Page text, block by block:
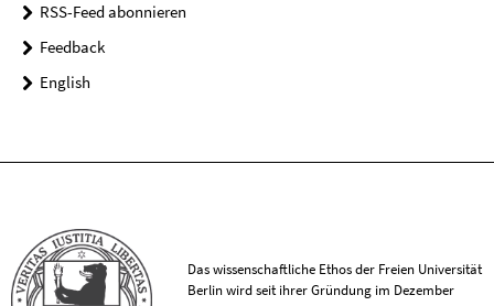
RSS-Feed abonnieren
Feedback
English
Das wissenschaftliche Ethos der Freien Universität
Berlin wird seit ihrer Gründung im Dezember